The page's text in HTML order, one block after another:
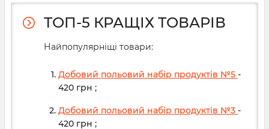
ТОП-5 КРАЩІХ ТОВАРІВ
Найпопулярніщі товари:
Добовий польовий набір продуктів №5 -
420 грн ;
Добовий польовий набір продуктів №3 -
420 грн ;